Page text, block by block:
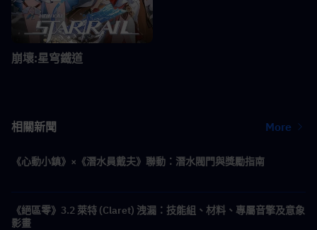
崩壞:星穹鐵道
相關新聞 More
《心動小鎮》×《潛水員戴夫》聯動：潛水閥門與獎勵指南
《絕區零》3.2 萊特 (Claret) 洩漏：技能組、材料、專屬音擎及意象
影畫